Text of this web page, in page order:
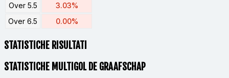
Over 5.5
3.03%
Over 6.5
0.00%
STATISTICHE RISULTATI
STATISTICHE MULTIGOL DE GRAAFSCHAP